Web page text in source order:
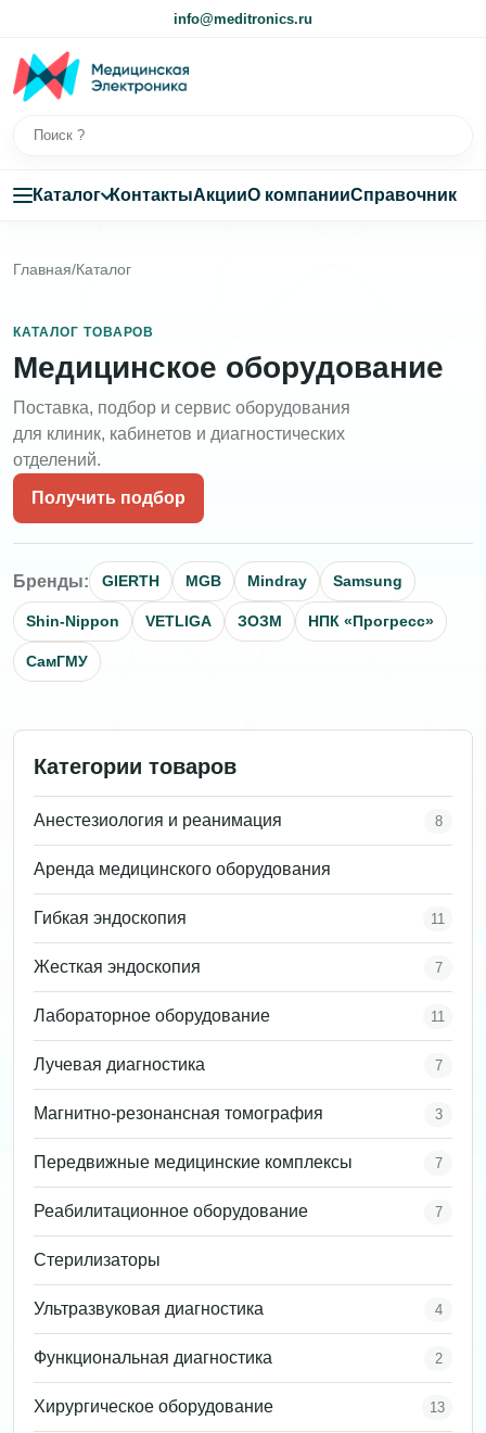
info@meditronics.ru
Каталог КонтактыАкцииО компанииСправочник
Главная/Каталог
КАТАЛОГ ТОВАРОВ
Медицинское оборудование
Поставка, подбор и сервис оборудования
для клиник, кабинетов и диагностических
отделений.
Получить подбор
Бренды: GIERTH MGB Mindray Samsung
Shin-Nippon VETLIGA ЗОЗМ НПК «Прогресс»
СамГМУ
Категории товаров
Анестезиология и реанимация 8
Аренда медицинского оборудования
Гибкая эндоскопия 11
Жесткая эндоскопия 7
Лабораторное оборудование 11
Лучевая диагностика 7
Магнитно-резонансная томография 3
Передвижные медицинские комплексы 7
Реабилитационное оборудование 7
Стерилизаторы
Ультразвуковая диагностика 4
Функциональная диагностика 2
Хирургическое оборудование 13